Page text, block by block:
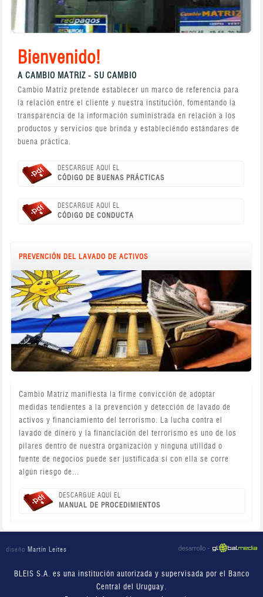
Bienvenido!
A CAMBIO MATRIZ - SU CAMBIO
Cambio Matriz pretende establecer un marco de referencia para
la relación entre el cliente y nuestra institución, fomentando la
transparencia de la información suministrada en relación a los
productos y servicios que brinda y estableciéndo estándares de
buena práctica.
DESCARGUE AQUÍ EL
CÓDIGO DE BUENAS PRÁCTICAS
DESCARGUE AQUÍ EL
CÓDIGO DE CONDUCTA
PREVENCIÓN DEL LAVADO DE ACTIVOS
Cambio Matriz manifiesta la firme convicción de adoptar
medidas tendientes a la prevención y detección de lavado de
activos y financiamiento del terrorismo. La lucha contra el
lavado de dinero y la financiación del terrorismo es uno de los
pilares dentro de nuestra organización y ninguna utilidad o
fuente de negocios puede ser justificada si con ella se corre
algún riesgo de...
DESCARGUE AQUÍ EL
MANUAL DE PROCEDIMIENTOS
diseño Martín Leites
BLEIS S.A. es una institución autorizada y supervisada por el Banco
Central del Uruguay.